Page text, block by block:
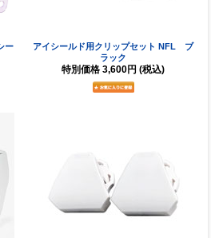
ー
アイシールド用クリップセット NFL ブ
ラック
特別価格 3,600円 (税込)